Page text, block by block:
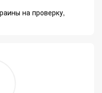
на проверку,